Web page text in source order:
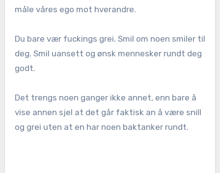
måle våres ego mot hverandre.
Du bare vær fuckings grei. Smil om noen smiler til
deg. Smil uansett og ønsk mennesker rundt deg
godt.
Det trengs noen ganger ikke annet, enn bare å
vise annen sjel at det går faktisk an å være snill
og grei uten at en har noen baktanker rundt.